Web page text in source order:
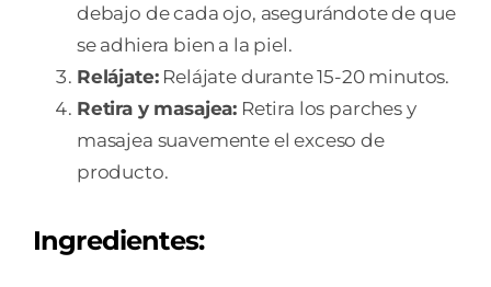
debajo de cada ojo, asegurándote de que
se adhiera bien a la piel.
Relájate:Relájate durante 15-20 minutos.
Retira y masajea: Retira los parches y
masajea suavemente el exceso de
producto.
Ingredientes: